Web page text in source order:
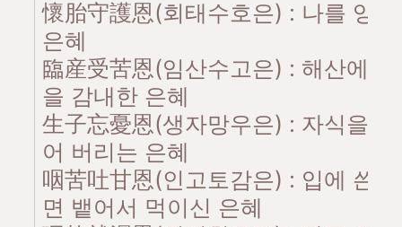
懷胎守護恩(회태수호은) : 나를 잉
은혜
臨産受苦恩(임산수고은) : 해산에
을 감내한 은혜
生子忘憂恩(생자망우은) : 자식을
어 버리는 은혜
咽苦吐甘恩(인고토감은) : 입에 쓴
면 뱉어서 먹이신 은혜